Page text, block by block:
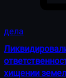
дела
хищении